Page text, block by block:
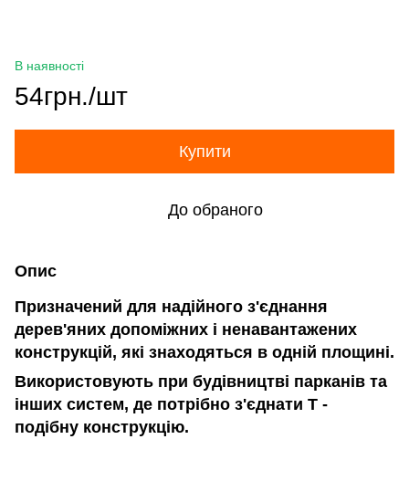
В наявності
54грн./шт
Купити
До обраного
Опис
Призначений для надійного з'єднання
дерев'яних допоміжних і ненавантажених
конструкцій, які знаходяться в одній площині.
Використовують при будівництві парканів та
інших систем, де потрібно з'єднати Т -
подібну конструкцію.